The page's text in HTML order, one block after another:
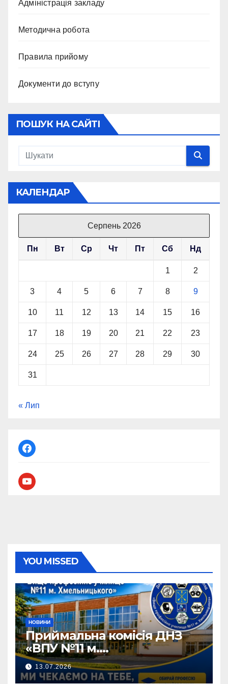
Адміністрація закладу
Методична робота
Правила прийому
Документи до вступу
ПОШУК НА САЙТІ
КАЛЕНДАР
Серпень 2026
Пн Вт Ср Чт Пт Сб Нд
1 2
3 4 5 6 7 8 9
10 11 12 13 14 15 16
17 18 19 20 21 22 23
24 25 26 27 28 29 30
31
« Лип
facebook
youtube
YOU MISSED
НОВИНИ
Приймальна комісія ДНЗ
«ВПУ №11 м.
Хмельницького» активно
працює!
13.07.2026